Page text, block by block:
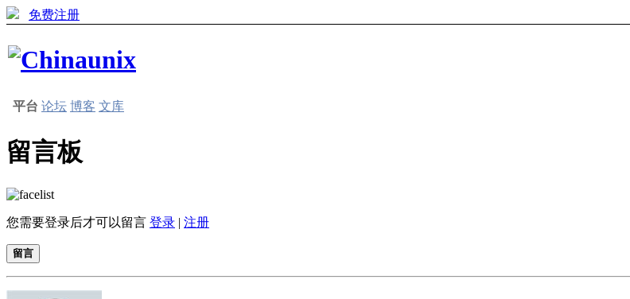
免费注册
平台 论坛 博客 文库
留言板
您需要登录后才可以留言 登录 | 注册
留言